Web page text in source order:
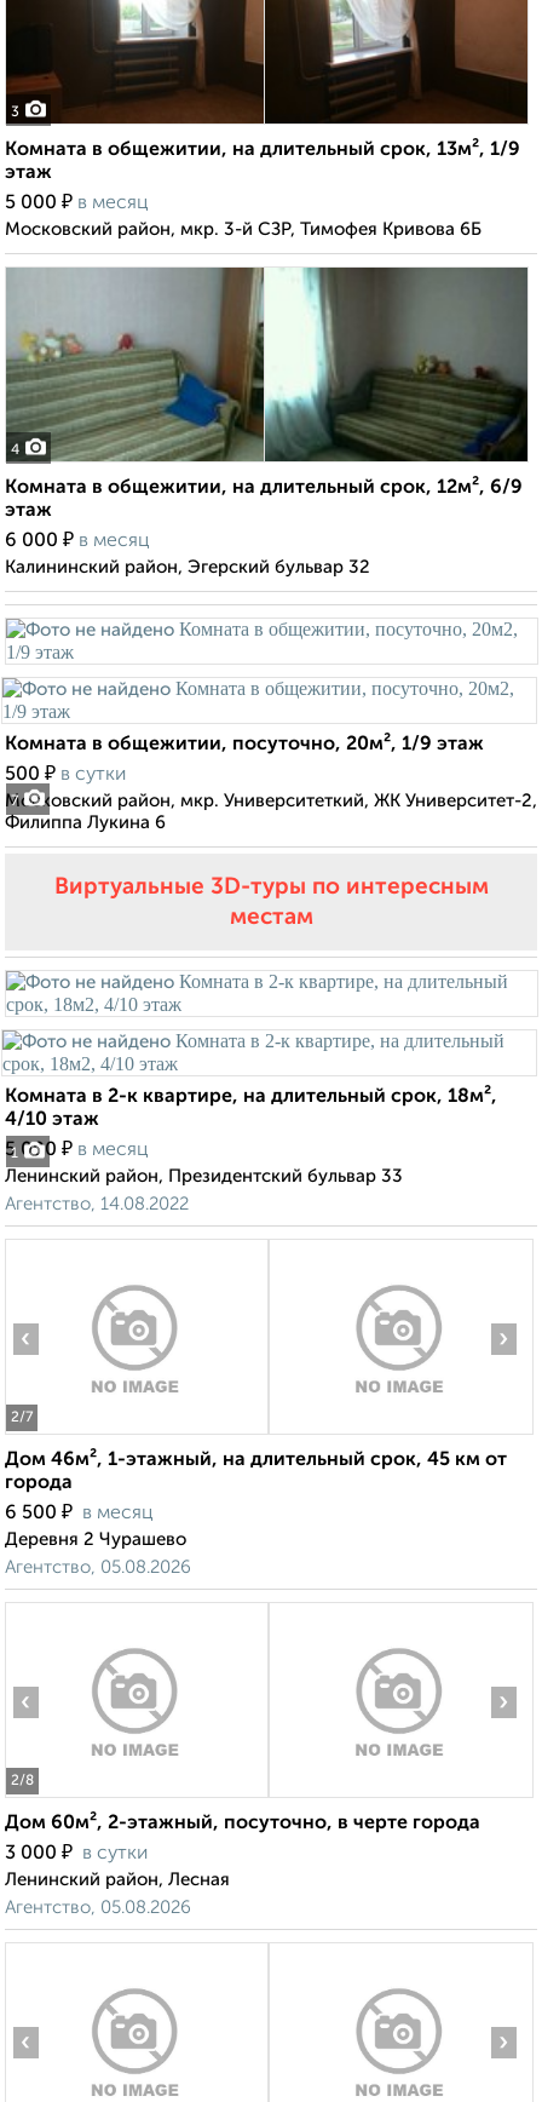
3
Комната в общежитии, на длительный срок, 13м², 1/9
этаж
5 000 ₽ в месяц
Московский район, мкр. 3-й СЗР, Тимофея Кривова 6Б
4
Комната в общежитии, на длительный срок, 12м², 6/9
этаж
6 000 ₽ в месяц
Калининский район, Эгерский бульвар 32
7
Комната в общежитии, посуточно, 20м², 1/9 этаж
500 ₽ в сутки
Московский район, мкр. Университеткий, ЖК Университет-2,
Филиппа Лукина 6
Виртуальные 3D-туры по интересным
местам
1
Комната в 2-к квартире, на длительный срок, 18м²,
4/10 этаж
5 000 ₽ в месяц
Ленинский район, Президентский бульвар 33
Агентство, 14.08.2022
2/7
‹ ›
Дом 46м², 1-этажный, на длительный срок, 45 км от
города
6 500 ₽ в месяц
Деревня 2 Чурашево
Агентство, 05.08.2026
2/8
‹ ›
Дом 60м², 2-этажный, посуточно, в черте города
3 000 ₽ в сутки
Ленинский район, Лесная
Агентство, 05.08.2026
‹ ›